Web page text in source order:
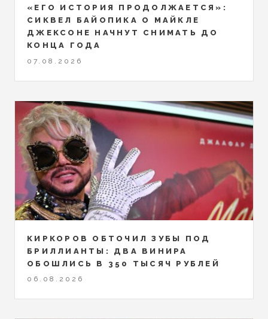
«ЕГО ИСТОРИЯ ПРОДОЛЖАЕТСЯ»:
СИКВЕЛ БАЙОПИКА О МАЙКЛЕ
ДЖЕКСОНЕ НАЧНУТ СНИМАТЬ ДО
КОНЦА ГОДА
07.08.2026
КИРКОРОВ ОБТОЧИЛ ЗУБЫ ПОД
БРИЛЛИАНТЫ: ДВА ВИНИРА
ОБОШЛИСЬ В 350 ТЫСЯЧ РУБЛЕЙ
06.08.2026